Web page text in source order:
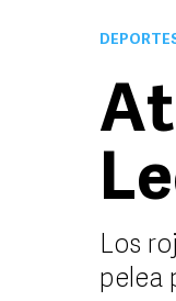
Los
pelea